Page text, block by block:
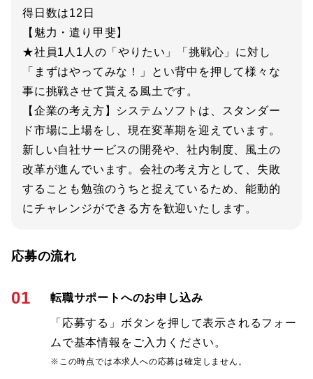
得日数は12日
【魅力・遣り甲斐】
★社員1人1人の「やりたい」「挑戦心」に対し
「まずはやってみな！」とい背中を押して様々な
事に挑戦させて貰える風土です。
【企業の考え方】システムソフトは、スタンダー
ド市場に上場をし、現在変革期を迎えています。
新しい自社サービスの開発や、社内制度、風土の
改革が進んでいます。会社の考え方として、失敗
することも勉強のうちと捉えているため、能動的
にチャレンジができる方を歓迎いたします。
応募の流れ
01 転職サポートへのお申し込み
「応募する」ボタンを押して表示されるフォー
ムで基本情報をご入力ください。
※この時点では本求人への応募は確定しません。